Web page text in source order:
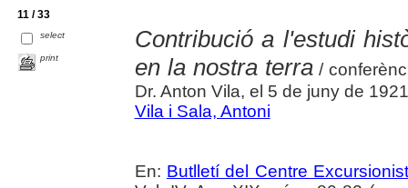
11 / 33
select
print
Contribució a l'estudi
en la nostra terra/
Dr. Anton Vila, el 5 de juny de 1921
Vila i Sala, Antoni
En: Butlletí del Centre